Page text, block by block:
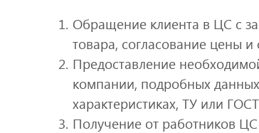
Обращение клиента в ЦС с
товара, согласование цены
Предоставление
компании, подробных
характеристиках, ТУ или
Получение от работников ЦС